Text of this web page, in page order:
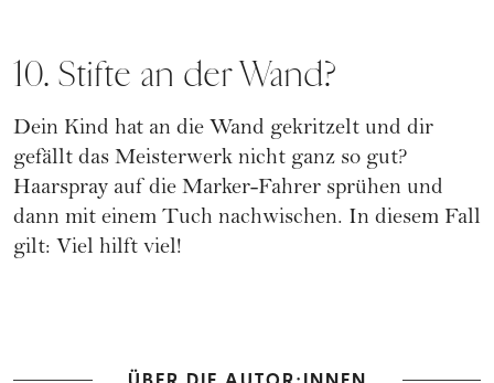
10. Stifte an der Wand?
Dein Kind hat an die Wand gekritzelt und dir
gefällt das Meisterwerk nicht ganz so gut?
Haarspray auf die Marker-Fahrer sprühen und
dann mit einem Tuch nachwischen. In diesem Fall
gilt: Viel hilft viel!